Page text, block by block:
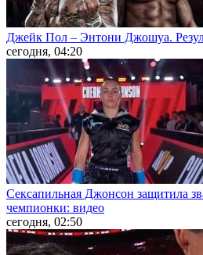
Джейк Пол – Энтони Джошуа.
сегодня, 04:20
Сексапильная Джонсон защитила
чемпионки: видео
сегодня, 02:50